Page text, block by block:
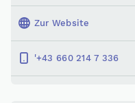
Zur Website
'+43 660 214 7 336